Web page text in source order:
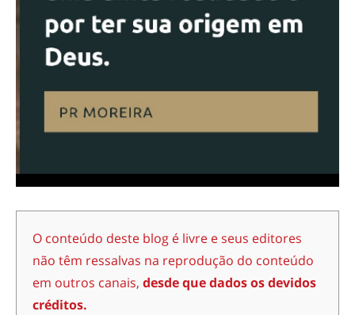
O conteúdo deste blog é livre e seus editores
não têm ressalvas na reprodução do conteúdo
em outros canais, desde que dados os devidos
créditos.